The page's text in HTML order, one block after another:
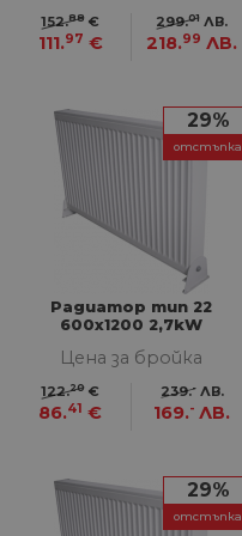
152.88 €
111.97 €
299.01 ЛВ.
218.99 ЛВ.
29%
отстъпка
Радиатор тип 22
600х1200 2,7kW
Цена за бройка
122.20 €
86.41 €
239.- ЛВ.
169.- ЛВ.
29%
отстъпка